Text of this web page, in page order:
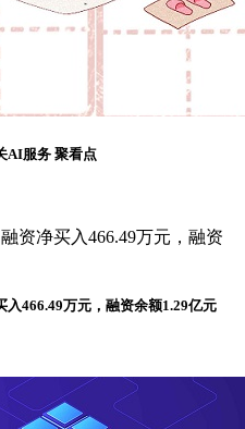
AI服务 聚看点
466.49万元，融资余额1.29亿元